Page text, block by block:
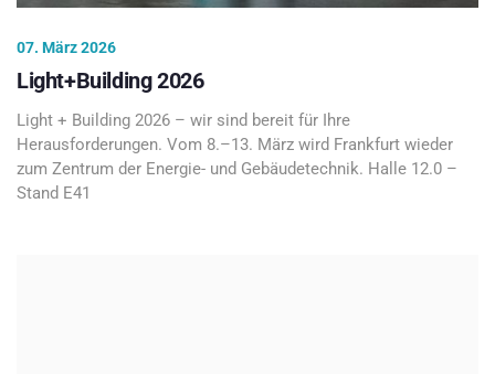
07. März 2026
Light+Building 2026
Light + Building 2026 – wir sind bereit für Ihre
Herausforderungen. Vom 8.–13. März wird Frankfurt wieder
zum Zentrum der Energie- und Gebäudetechnik. Halle 12.0 –
Stand E41